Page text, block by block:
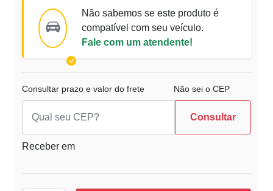
Não sabemos se este produto é
compatível com seu veículo.
Fale com um atendente!
Consultar prazo e valor do frete Não sei o CEP
Consultar
Receber em